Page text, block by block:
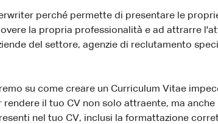
perché permette di presentare le
la propria professionalità e ad attrarre
del settore, agenzie di reclutamento
su come creare un Curriculum Vitae
il tuo CV non solo attraente, ma
nel tuo CV, inclusi la formattazione